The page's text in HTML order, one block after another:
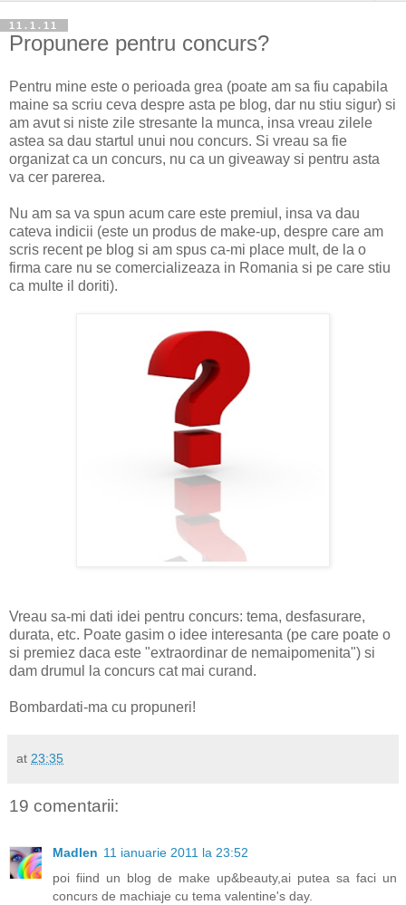
11.1.11
Propunere pentru concurs?
Pentru mine este o perioada grea (poate am sa fiu capabila
maine sa scriu ceva despre asta pe blog, dar nu stiu sigur) si
am avut si niste zile stresante la munca, insa vreau zilele
astea sa dau startul unui nou concurs. Si vreau sa fie
organizat ca un concurs, nu ca un giveaway si pentru asta
va cer parerea.
Nu am sa va spun acum care este premiul, insa va dau
cateva indicii (este un produs de make-up, despre care am
scris recent pe blog si am spus ca-mi place mult, de la o
firma care nu se comercializeaza in Romania si pe care stiu
ca multe il doriti).
Vreau sa-mi dati idei pentru concurs: tema, desfasurare,
durata, etc. Poate gasim o idee interesanta (pe care poate o
si premiez daca este "extraordinar de nemaipomenita") si
dam drumul la concurs cat mai curand.
Bombardati-ma cu propuneri!
at 23:35
19 comentarii:
Madlen 11 ianuarie 2011 la 23:52
poi fiind un blog de make up&beauty,ai putea sa faci un
concurs de machiaje cu tema valentine's day.